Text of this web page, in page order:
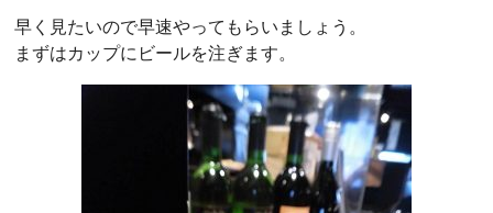
早く見たいので早速やってもらいましょう。
まずはカップにビールを注ぎます。